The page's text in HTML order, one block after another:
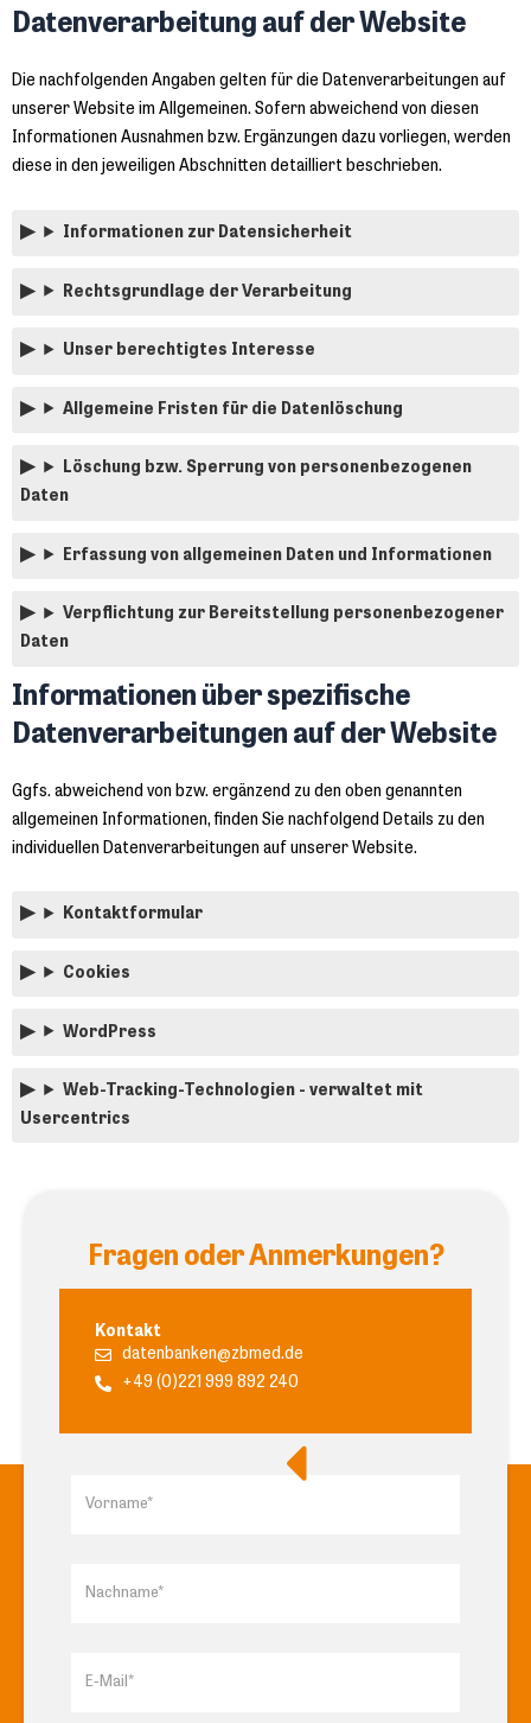
Datenverarbeitung auf der Website
Die nachfolgenden Angaben gelten für die Datenverarbeitungen auf
unserer Website im Allgemeinen. Sofern abweichend von diesen
Informationen Ausnahmen bzw. Ergänzungen dazu vorliegen, werden
diese in den jeweiligen Abschnitten detailliert beschrieben.
Informationen zur Datensicherheit
Rechtsgrundlage der Verarbeitung
Unser berechtigtes Interesse
Allgemeine Fristen für die Datenlöschung
Löschung bzw. Sperrung von personenbezogenen
Daten
Erfassung von allgemeinen Daten und Informationen
Verpflichtung zur Bereitstellung personenbezogener
Daten
Informationen über spezifische
Datenverarbeitungen auf der Website
Ggfs. abweichend von bzw. ergänzend zu den oben genannten
allgemeinen Informationen, finden Sie nachfolgend Details zu den
individuellen Datenverarbeitungen auf unserer Website.
Kontaktformular
Cookies
WordPress
Web-Tracking-Technologien - verwaltet mit
Usercentrics
Fragen oder Anmerkungen?
Kontakt
datenbanken@zbmed.de
+49 (0)221 999 892 240